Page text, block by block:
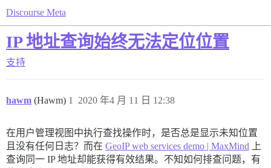
Discourse Meta
IP 地址查询始终无法定位位置
支持
hawm (Hawm) 2020 年4 月 11 日 12:38
1
在用户管理视图中执行查找操作时，是否总是显示未知位置
且没有任何日志？而在 GeoIP web services demo | MaxMind 上
查询同一 IP 地址却能获得有效结果。不知如何排查问题，有